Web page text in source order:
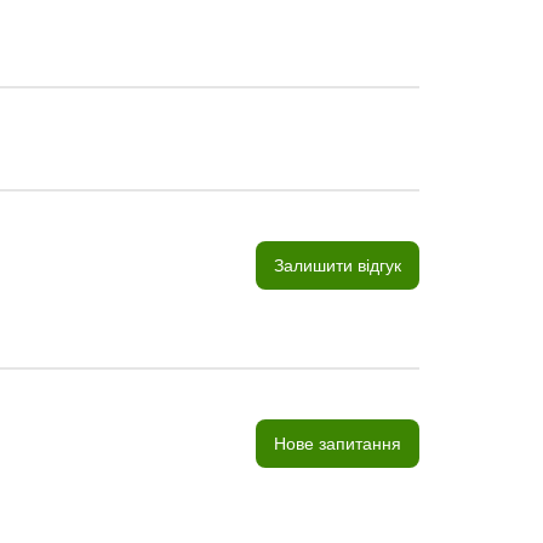
Залишити відгук
Нове запитання